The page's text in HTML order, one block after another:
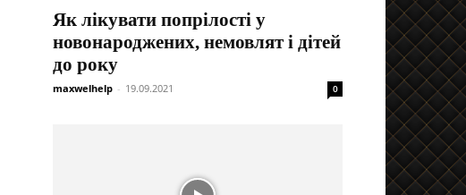
Як лікувати попрілості у
новонароджених, немовлят і дітей
до року
maxwelhelp - 19.09.2021 0